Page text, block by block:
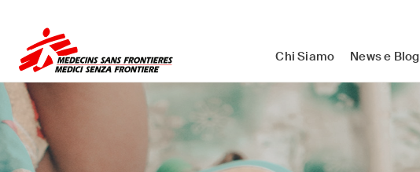
Chi Siamo News e Blog